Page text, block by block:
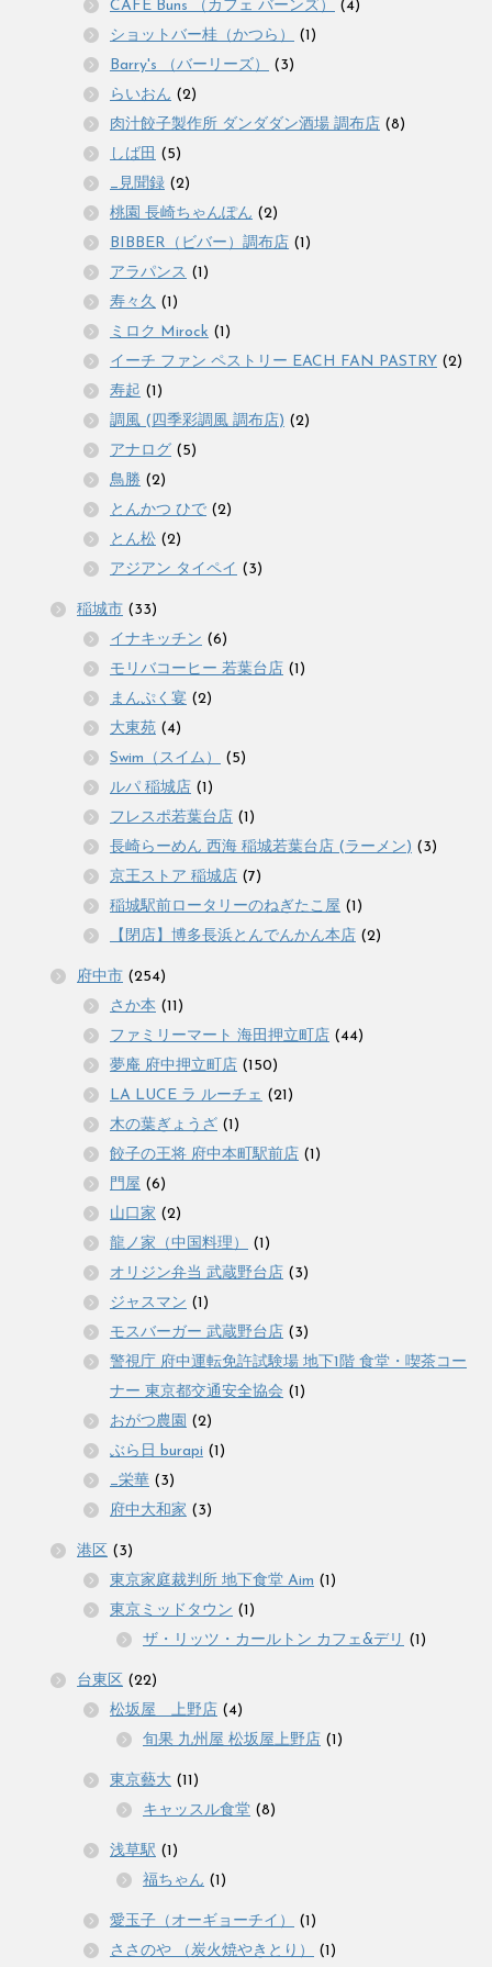
CAFE Buns （カフェ バーンズ）
(4)
ショットバー桂（かつら）
(1)
Barry's （バーリーズ）
(3)
らいおん (2)
肉汁餃子製作所 ダンダダン酒場 調布店 (8)
しば田 (5)
_見聞録 (2)
桃園 長崎ちゃんぽん (2)
BIBBER（ビバー）調布店 (1)
アラパンス (1)
寿々久 (1)
ミロク Mirock (1)
イーチ ファン ペストリー EACH FAN PASTRY (2)
寿起 (1)
調風 (四季彩調風 調布店) (2)
アナログ (5)
鳥勝 (2)
とんかつ ひで (2)
とん松 (2)
アジアン タイペイ (3)
稲城市 (33)
イナキッチン (6)
モリバコーヒー 若葉台店 (1)
まんぷく宴 (2)
大東苑 (4)
Swim（スイム）
(5)
ルパ 稲城店 (1)
フレスポ若葉台店 (1)
長崎らーめん 西海 稲城若葉台店 (ラーメン) (3)
京王ストア 稲城店 (7)
稲城駅前ロータリーのねぎたこ屋 (1)
【閉店】博多長浜とんでんかん本店 (2)
府中市 (254)
さか本 (11)
ファミリーマート 海田押立町店 (44)
夢庵 府中押立町店 (150)
LA LUCE ラ ルーチェ (21)
木の葉ぎょうざ (1)
餃子の王将 府中本町駅前店 (1)
門屋 (6)
山口家 (2)
龍ノ家（中国料理）
(1)
オリジン弁当 武蔵野台店 (3)
ジャスマン (1)
モスバーガー 武蔵野台店 (3)
警視庁 府中運転免許試験場 地下1階 食堂・喫茶コー
ナー 東京都交通安全協会 (1)
おがつ農園 (2)
ぶら日 burapi (1)
_栄華 (3)
府中大和家 (3)
港区 (3)
東京家庭裁判所 地下食堂 Aim (1)
東京ミッドタウン (1)
ザ・リッツ・カールトン カフェ&デリ (1)
台東区 (22)
松坂屋 上野店 (4)
旬果 九州屋 松坂屋上野店 (1)
東京藝大 (11)
キャッスル食堂 (8)
浅草駅 (1)
福ちゃん (1)
愛玉子（オーギョーチイ）
(1)
ささのや （炭火焼やきとり）
(1)